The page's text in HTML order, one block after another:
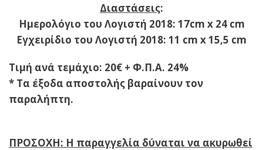
Διαστάσεις:
Ημερολόγιο του Λογιστή 2018: 17cm x 24 cm
Εγχειρίδιο του Λογιστή 2018: 11 cm x 15,5 cm
Τιμή ανά τεμάχιο: 20€ + Φ.Π.Α. 24%
* Τα έξοδα αποστολής βαραίνουν τον
παραλήπτη.
ΠΡΟΣΟΧΗ: Η παραγγελία δύναται να ακυρωθεί